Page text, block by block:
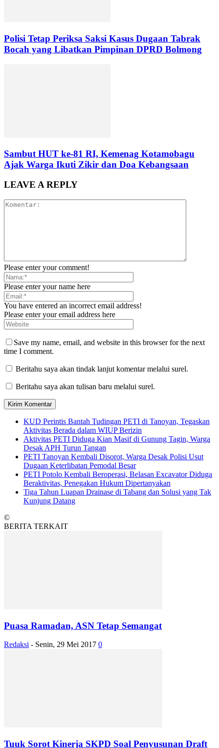
Polisi Tetap Periksa Saksi Kasus Dugaan Tabrak
Bocah yang Libatkan Pimpinan DPRD Bolmong
Sambut HUT ke-81 RI, Kemenag Kotamobagu
Ajak Warga Ikuti Zikir dan Doa Kebangsaan
LEAVE A REPLY
Please enter your comment!
Please enter your name here
You have entered an incorrect email address!
Please enter your email address here
Save my name, email, and website in this browser for the next
time I comment.
Beritahu saya akan tindak lanjut komentar melalui surel.
Beritahu saya akan tulisan baru melalui surel.
KUD Perintis Bantah Tudingan PETI di Tanoyan, Tegaskan
Aktivitas Berada dalam WIUP Berizin
Aktivitas PETI Diduga Kian Masif di Gunung Tagin, Warga
Desak APH Turun Tangan
PETI Tanoyan Kembali Disorot, Warga Desak Polisi Usut
Dugaan Keterlibatan Pemodal Besar
PETI Potolo Kembali Beroperasi, Belasan Excavator Diduga
Beraktivitas, Penegakan Hukum Dipertanyakan
Tiga Tahun Luapan Drainase di Tabang dan Solusi yang Tak
Kunjung Datang
©
BERITA TERKAIT
Puasa Ramadan, ASN Tetap Semangat
Redaksi - Senin, 29 Mei 2017 0
Tuuk Sorot Kinerja SKPD Soal Penyusunan Draft